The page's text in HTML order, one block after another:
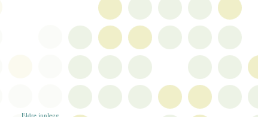
Eldre innlegg